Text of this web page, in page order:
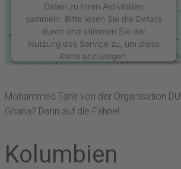
Daten zu Ihren Aktivitäten
sammeln. Bitte lesen Sie die Details
durch und stimmen Sie der
Nutzung des Service zu, um diese
Karte anzuzeigen.
Akzeptieren
Management Platform&
Mohammed Tahir von der Organisation
Ghana? Dann auf die Fahne!
Kolumbien